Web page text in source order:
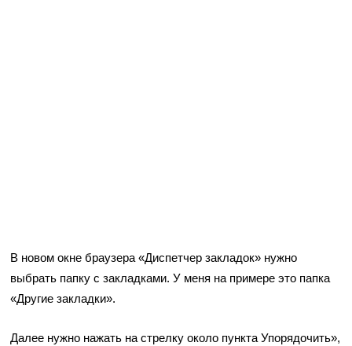
В новом окне браузера «Диспетчер закладок» нужно
выбрать папку с закладками. У меня на примере это папка
«Другие закладки».
Далее нужно нажать на стрелку около пункта Упорядочить»,